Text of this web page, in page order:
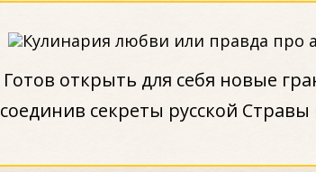
Готов открыть для себя новые
соединив секреты русской